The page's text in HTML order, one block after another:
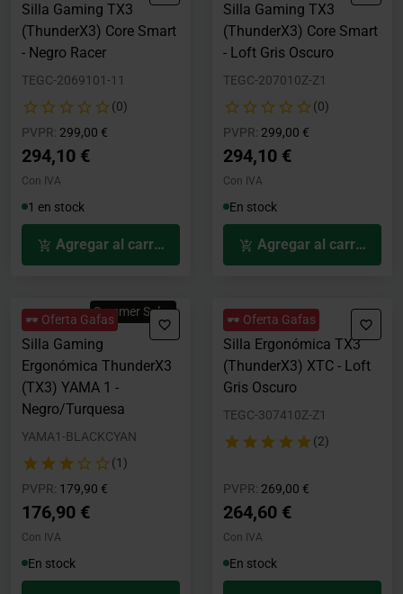
Silla Gaming TX3
(ThunderX3) Core Smart
- Negro Racer
TEGC-2069101-11
(0)
PVPR: Precio rebajado desde
299,00 €
294,10 €
Con IVA
1 en stock
Agregar al carrito
Silla Gaming TX3
(ThunderX3) Core Smart
- Loft Gris Oscuro
TEGC-207010Z-Z1
(0)
PVPR: Precio rebajado desde
299,00 €
294,10 €
Con IVA
En stock
Agregar al carrito
🕶️ Oferta Gafas
Summer Sales
Silla Gaming
Ergonómica ThunderX3
(TX3) YAMA 1 -
Negro/Turquesa
YAMA1-BLACKCYAN
(1)
PVPR: Precio rebajado desde
179,90 €
176,90 €
Con IVA
En stock
🕶️ Oferta Gafas
Silla Ergonómica TX3
(ThunderX3) XTC - Loft
Gris Oscuro
TEGC-307410Z-Z1
(2)
PVPR: Precio rebajado desde
269,00 €
264,60 €
Con IVA
En stock